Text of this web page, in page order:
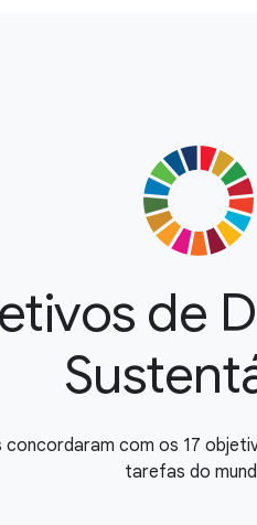
de
concordaram com os 17
tarefas do